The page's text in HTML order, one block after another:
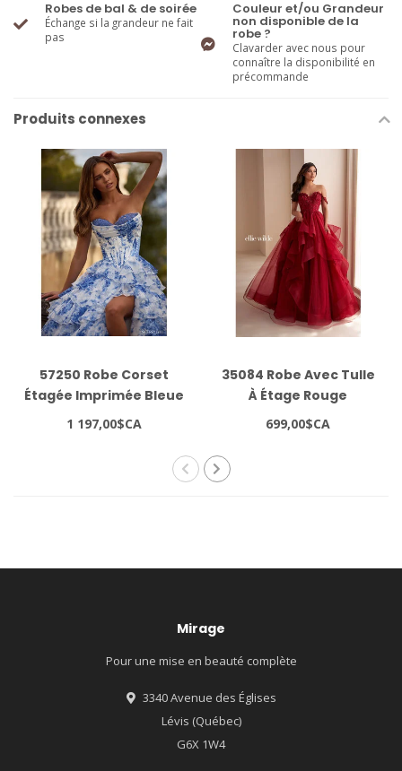
Robes de bal & de soirée
Échange si la grandeur ne fait
pas
Couleur et/ou Grandeur
non disponible de la
robe ?
Clavarder avec nous pour
connaître la disponibilité en
précommande
Produits connexes
57250 Robe Corset
Étagée Imprimée Bleue
1 197,00$CA
35084 Robe Avec Tulle
À Étage Rouge
699,00$CA
Mirage
Pour une mise en beauté complète
3340 Avenue des Églises
Lévis (Québec)
G6X 1W4